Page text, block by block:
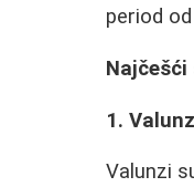
period
1.
Valunzi